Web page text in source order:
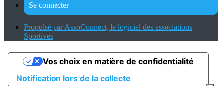
Se connecter
Propulsé par AssoConnect, le logiciel des associations
Sportives
Notification lors de la collecte
Vos choix en matière de confidentialité